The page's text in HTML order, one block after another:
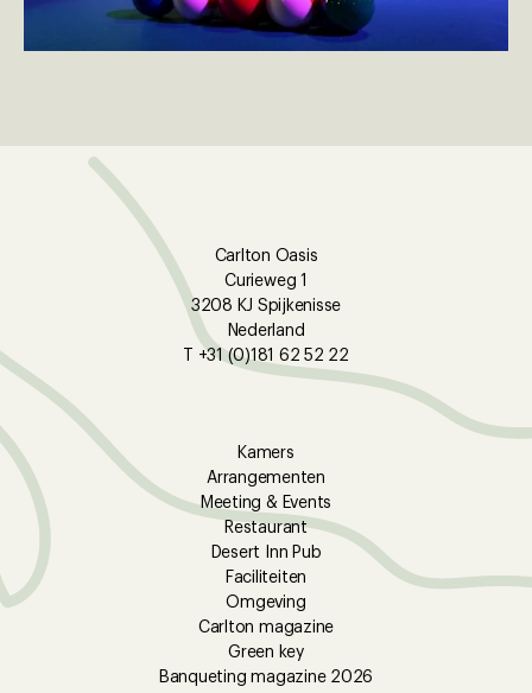
Carlton Oasis
Curieweg 1
3208 KJ Spijkenisse
Nederland
T +31 (0)181 62 52 22
Kamers
Arrangementen
Meeting & Events
Restaurant
Desert Inn Pub
Faciliteiten
Omgeving
Carlton magazine
Green key
Banqueting magazine 2026